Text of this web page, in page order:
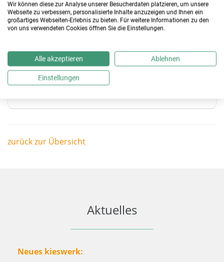
gestalten"
1 Datei(en)119.16 MB
Download
zurück zur Übersicht
Aktuelles
„Man braucht Kies, um ein Haus zu
Wir können diese zur Analyse unserer Besucherdaten platzieren, um unsere
Webseite zu verbessern, personalisierte Inhalte anzuzeigen und Ihnen ein
großartiges Webseiten-Erlebnis zu bieten. Für weitere Informationen zu den
von uns verwendeten Cookies öffnen Sie die Einstellungen.
Alle akzeptieren Ablehnen
Einstellungen